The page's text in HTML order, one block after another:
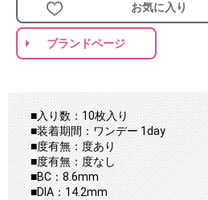
お気に入り
ブランドページ
■入り数：10枚入り
■装着期間：ワンデー 1day
■度有無：度あり
■度有無：度なし
■BC：8.6mm
■DIA：14.2mm